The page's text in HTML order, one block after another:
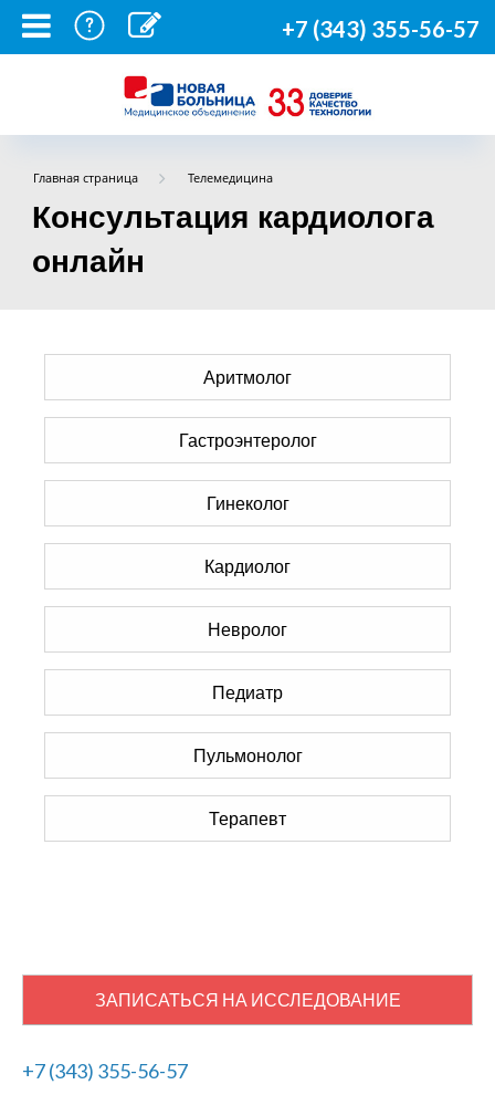
+7 (343) 355-56-57
Главная страница Телемедицина
Консультация кардиолога
онлайн
Аритмолог
Гастроэнтеролог
Гинеколог
Кардиолог
Невролог
Педиатр
Пульмонолог
Терапевт
ЗАПИСАТЬСЯ НА ИССЛЕДОВАНИЕ
+7 (343) 355-56-57